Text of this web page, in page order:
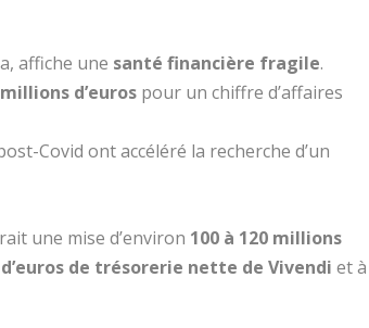
affiche une santé financière fragile.
d’euros pour un chiffre d’affaires
Covid ont accéléré la recherche d’un
une mise d’environ 100 à 120 millions
de trésorerie nette de Vivendi et à